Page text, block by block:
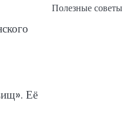
Её
Полезные советы